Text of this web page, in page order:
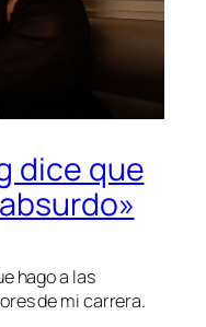
dice que
hago a las
de mi carrera.